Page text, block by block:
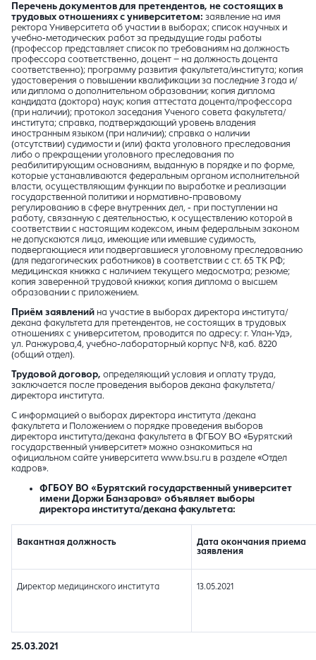
Перечень документов для претендентов, не состоящих в
трудовых отношениях с университетом: заявление на имя
ректора Университета об участии в выборах; список научных и
учебно-методических работ за предыдущие годы работы
(профессор представляет список по требованиям на должность
профессора соответственно, доцент – на должность доцента
соответственно); программу развития факультета/института; копия
удостоверения о повышении квалификации за последние 3 года и/
или диплома о дополнительном образовании; копия диплома
кандидата (доктора) наук; копия аттестата доцента/профессора
(при наличии); протокол заседания Ученого совета факультета/
института; справка, подтверждающий уровень владения
иностранным языком (при наличии); справка о наличии
(отсутствии) судимости и (или) факта уголовного преследования
либо о прекращении уголовного преследования по
реабилитирующим основаниям, выданную в порядке и по форме,
которые устанавливаются федеральным органом исполнительной
власти, осуществляющим функции по выработке и реализации
государственной политики и нормативно-правовому
регулированию в сфере внутренних дел, - при поступлении на
работу, связанную с деятельностью, к осуществлению которой в
соответствии с настоящим кодексом, иным федеральным законом
не допускаются лица, имеющие или имевшие судимость,
подвергающиеся или подвергавшиеся уголовному преследованию
(для педагогических работников) в соответствии с ст. 65 ТК РФ;
медицинская книжка с наличием текущего медосмотра; резюме;
копия заверенной трудовой книжки; копия диплома о высшем
образовании с приложением.
Приём заявлений на участие в выборах директора института/
декана факультета для претендентов, не состоящих в трудовых
отношениях с университетом, проводится по адресу: г. Улан-Удэ,
ул. Ранжурова,4, учебно-лабораторный корпус №8, каб. 8220
(общий отдел).
Трудовой договор, определяющий условия и оплату труда,
заключается после проведения выборов декана факультета/
директора института.
С информацией о выборах директора института /декана
факультета и Положением о порядке проведения выборов
директора института/декана факультета в ФГБОУ ВО «Бурятский
государственный университет» можно ознакомиться на
официальном сайте университета www.bsu.ru в разделе «Отдел
кадров».
ФГБОУ ВО «Бурятский государственный университет
имени Доржи Банзарова» объявляет выборы
директора института/декана факультета:
Вакантная должность
Дата окончания приема
заявления
Директор медицинского института 13.05.2021
25.03.2021